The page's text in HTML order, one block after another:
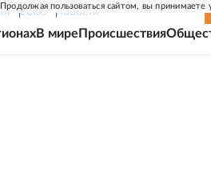
пользоваться сайтом, вы принимаете
СОЮЗ НОВОСТИ
В мире Происшествия